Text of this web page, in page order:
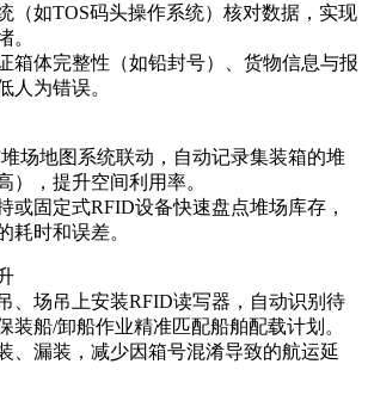
统（如TOS码头操作系统）核对数据，实现
。
证箱体完整性（如铅封号）、货物信息与报
为错误。
堆场地图系统联动，自动记录集装箱的堆
），提升空间利用率。
持或固定式RFID设备快速盘点堆场库存，
时和误差。
、场吊上安装RFID读写器，自动识别待
装船/卸船作业精准匹配船舶配载计划。
、漏装，减少因箱号混淆导致的航运延